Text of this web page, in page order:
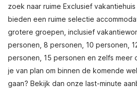
zoek naar ruime Exclusief
bieden een ruime selectie
grotere groepen, inclusief
personen, 8 personen, 10 personen,
personen, 15 personen en zelfs meer
je van plan om binnen de komende
gaan? Bekijk dan onze last-minute